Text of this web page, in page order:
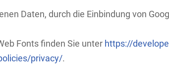
Daten, durch die Einbindung von
Fonts finden Sie unter https://
privacy/.